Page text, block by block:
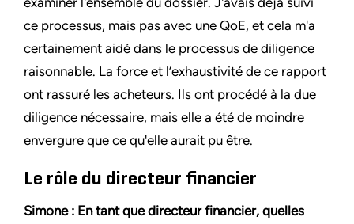
ce processus, mais pas avec une QoE, et cela m'a
certainement aidé dans le processus de diligence
raisonnable. La force et l’exhaustivité de ce rapport
ont rassuré les acheteurs. Ils ont procédé à la due
diligence nécessaire, mais elle a été de moindre
envergure que ce qu'elle aurait pu être.
Le rôle du directeur financier
Simone : En tant que directeur financier, quelles